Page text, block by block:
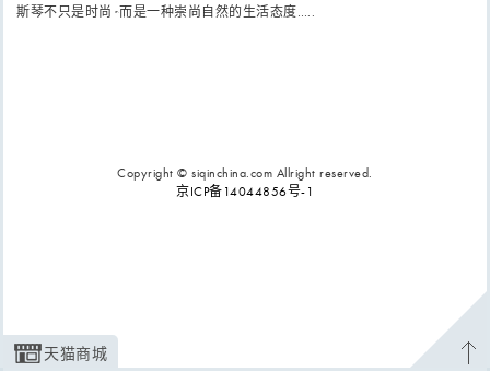
天猫商城
斯琴不只是时尚，而是一种崇尚自然的生活态度…..
Copyright © siqinchina.com Allright reserved.
京ICP备14044856号-1